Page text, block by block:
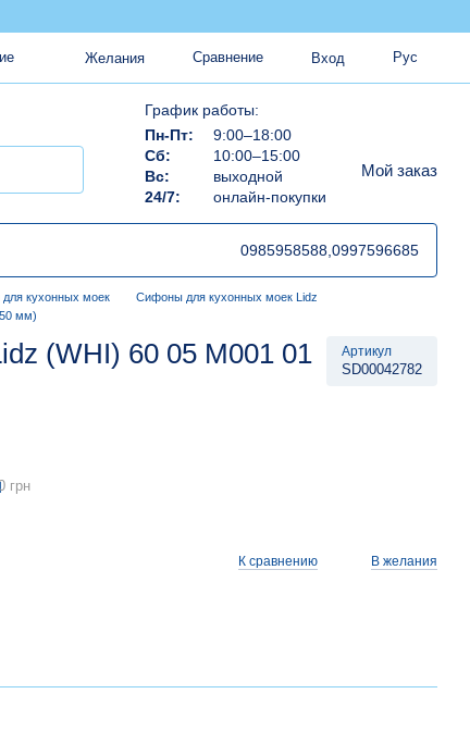
Желания Сравнение Вход Рус
График работы:
Пн-Пт:
9:00–18:00
Сб:
10:00–15:00
Вс:
выходной
24/7:
онлайн-покупки
Мой заказ
0985958588, 0997596685
кухонных моек
Сифоны для кухонных моек Lidz
мм)
(WHI) 60 05 M001 01
Артикул
SD00042782
грн
К сравнению В желания